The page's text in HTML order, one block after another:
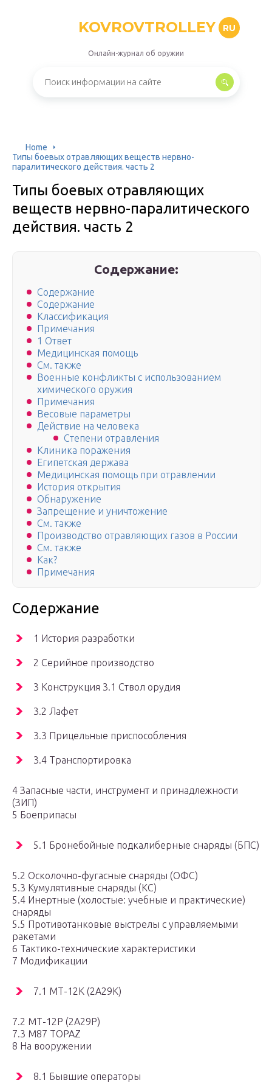
KOVROVTROLLEY RU
Онлайн-журнал об оружии
Home
Типы боевых отравляющих веществ нервно-
паралитического действия. часть 2
Типы боевых отравляющих
веществ нервно-паралитического
действия. часть 2
Содержание:
Содержание
Содержание
Классификация
Примечания
1 Ответ
Медицинская помощь
См. также
Военные конфликты с использованием
химического оружия
Примечания
Весовые параметры
Действие на человека
Степени отравления
Клиника поражения
Египетская держава
Медицинская помощь при отравлении
История открытия
Обнаружение
Запрещение и уничтожение
См. также
Производство отравляющих газов в России
См. также
Как?
Примечания
Содержание
1 История разработки
2 Серийное производство
3 Конструкция 3.1 Ствол орудия
3.2 Лафет
3.3 Прицельные приспособления
3.4 Транспортировка
4 Запасные части, инструмент и принадлежности
(ЗИП)
5 Боеприпасы
5.1 Бронебойные подкалиберные снаряды (БПС)
5.2 Осколочно-фугасные снаряды (ОФС)
5.3 Кумулятивные снаряды (КС)
5.4 Инертные (холостые: учебные и практические)
снаряды
5.5 Противотанковые выстрелы с управляемыми
ракетами
6 Тактико-технические характеристики
7 Модификации
7.1 МТ-12К (2А29К)
7.2 МТ-12Р (2А29Р)
7.3 M87 TOPAZ
8 На вооружении
8.1 Бывшие операторы